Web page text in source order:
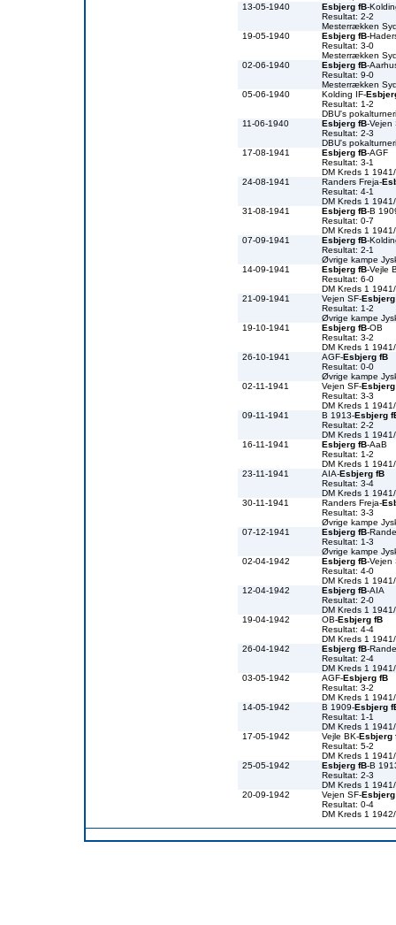
13-05-1940
Esbjerg fB-
Resultat: 2-2
Mesterrækken
19-05-1940
Esbjerg fB-
Resultat: 3-0
Mesterrækken
02-06-1940
Esbjerg fB-
Resultat: 9-0
Mesterrækken
05-06-1940
Kolding IF-
Resultat: 1-2
DBU's
11-06-1940
Esbjerg fB-Vejen
Resultat: 2-3
DBU's
17-08-1941
Esbjerg fB-AGF
Resultat: 3-1
DM Kreds 1
24-08-1941
Randers Freja-
Resultat: 4-1
DM Kreds 1
31-08-1941
Esbjerg fB-B
Resultat: 0-7
DM Kreds 1
07-09-1941
Esbjerg fB-
Resultat: 2-1
Øvrige kampe
14-09-1941
Esbjerg fB-Vejle
Resultat: 6-0
DM Kreds 1
21-09-1941
Vejen SF-
Resultat: 1-2
Øvrige kampe
19-10-1941
Esbjerg fB-OB
Resultat: 3-2
DM Kreds 1
26-10-1941
AGF-Esbjerg fB
Resultat: 0-0
Øvrige kampe
02-11-1941
Vejen SF-
Resultat: 3-3
DM Kreds 1
09-11-1941
B 1913-Esbjerg
Resultat: 2-2
DM Kreds 1
16-11-1941
Esbjerg fB-AaB
Resultat: 1-2
DM Kreds 1
23-11-1941
AIA-Esbjerg fB
Resultat: 3-4
DM Kreds 1
30-11-1941
Randers Freja-
Resultat: 3-3
Øvrige kampe
07-12-1941
Esbjerg fB-
Resultat: 1-3
Øvrige kampe
02-04-1942
Esbjerg fB-Vejen
Resultat: 4-0
DM Kreds 1
12-04-1942
Esbjerg fB-AIA
Resultat: 2-0
DM Kreds 1
19-04-1942
OB-Esbjerg fB
Resultat: 4-4
DM Kreds 1
26-04-1942
Esbjerg fB-
Resultat: 2-4
DM Kreds 1
03-05-1942
AGF-Esbjerg fB
Resultat: 3-2
DM Kreds 1
14-05-1942
B 1909-Esbjerg
Resultat: 1-1
DM Kreds 1
17-05-1942
Vejle BK-Esbjerg
Resultat: 5-2
DM Kreds 1
25-05-1942
Esbjerg fB-B
Resultat: 2-3
DM Kreds 1
20-09-1942
Vejen SF-
Resultat: 0-4
DM Kreds 1